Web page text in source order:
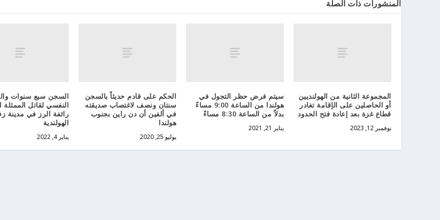
المنشورات ذات الصلة
المجموعة الثانية من الهولنديين
أو الحاصلين على الإقامة تغادر
قطاع غزة بعد إعادة فتح الحدود
نوفمبر 12, 2023
سيتم فرض حظر التجول في
هولندا من الساعة 9:00 مساءً
بدلاً من الساعة 8:30 مساءً
يناير 21, 2021
الحكم على قادم حديثاً بالسجن
سنتان ونصف لاغتصاب صديقته
في ألفين أن دن راين بجنوب
هولندا
يوليو 25, 2020
السجن سبع سنوات
النفسي لقاتل الممثلة
رائفة الرز في مدينة
الهولندية
يناير 4, 2022